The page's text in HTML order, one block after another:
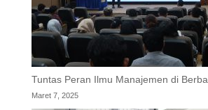
Tuntas Peran Ilmu Manajemen di
Maret 7, 2025